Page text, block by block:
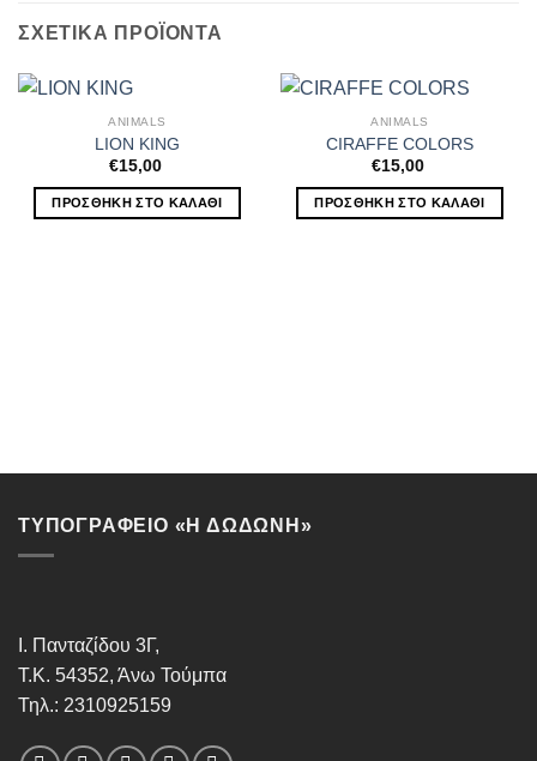
ΣΧΕΤΙΚΆ ΠΡΟΪΌΝΤΑ
ANIMALS
LION KING
€15,00
ΠΡΟΣΘΉΚΗ ΣΤΟ ΚΑΛΆΘΙ
ANIMALS
CIRAFFE COLORS
€15,00
ΠΡΟΣΘΉΚΗ ΣΤΟ ΚΑΛΆΘΙ
ΤΥΠΟΓΡΑΦΕΙΟ «Η ΔΩΔΩΝΗ»
Ι. Πανταζίδου 3Γ,
Τ.Κ. 54352, Άνω Τούμπα
Τηλ.: 2310925159